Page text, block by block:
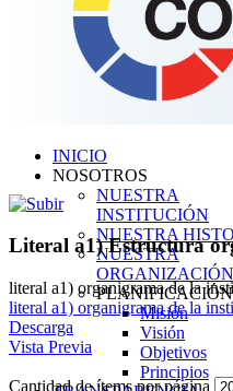
INICIO
NOSOTROS
NUESTRA
INSTITUCIÓN
NUESTRA
NUESTRA
ORGANIZACIÓN
PLANIFICACIÓN
Misión
Visión
Objetivos
Principios
Literal a1) Estructura
literal a1) organigrama de la
literal a1) organigrama de la
Descarga
Vista Previa
Cantidad de ítems por página